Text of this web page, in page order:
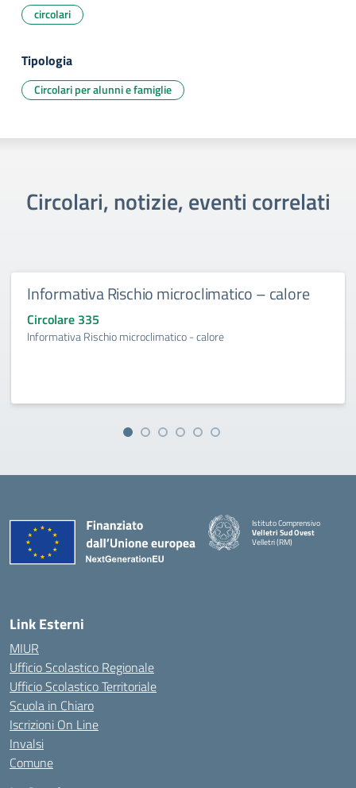
circolari
Tipologia
Circolari per alunni e famiglie
Circolari, notizie, eventi correlati
Informativa Rischio microclimatico – calore
Circolare 335
Informativa Rischio microclimatico - calore
Istituto Comprensivo
Velletri Sud Ovest
Velletri (RM)
Link Esterni
MIUR
Ufficio Scolastico Regionale
Ufficio Scolastico Territoriale
Scuola in Chiaro
Iscrizioni On Line
Invalsi
Comune